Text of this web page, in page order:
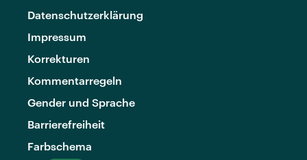
Datenschutzerklärung
Impressum
Korrekturen
Kommentarregeln
Gender und Sprache
Barrierefreiheit
Farbschema